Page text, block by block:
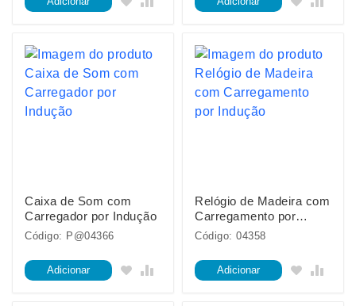
Caixa de Som com
Carregador por Indução
Código: P@04366
Adicionar
Relógio de Madeira com
Carregamento por
Indução
Código: 04358
Adicionar